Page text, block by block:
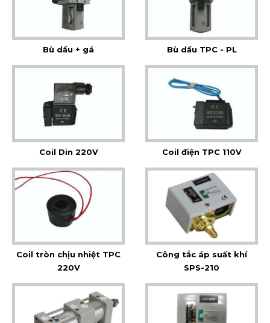
Bù dầu + gá Bù dầu TPC - PL
Coil Din 220V Coil điện TPC 110V
Coil tròn chịu nhiệt TPC
220V
Công tắc áp suất khí
SPS-210